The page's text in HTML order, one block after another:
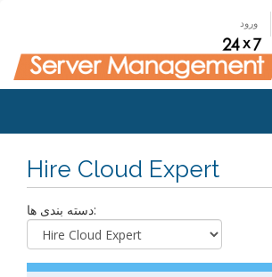
ورود
Hire Cloud Expert
دسته بندی ها: